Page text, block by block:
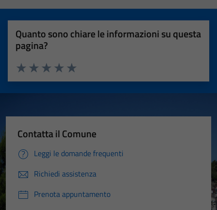
Quanto sono chiare le informazioni su questa
pagina?
Valuta 5 stelle su 5
Valuta 4 stelle su 5
Valuta 3 stelle su 5
Valuta 2 stelle su 5
Valuta 1 stelle su 5
Contatta il Comune
Leggi le domande frequenti
Richiedi assistenza
Prenota appuntamento